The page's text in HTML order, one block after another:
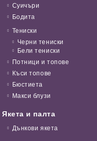
Суичъри
Бодита
Тениски
Черни тениски
Бели тениски
Потници и топове
Къси топове
Бюстиета
Макси блузи
Якета и палта
Дънкови якета